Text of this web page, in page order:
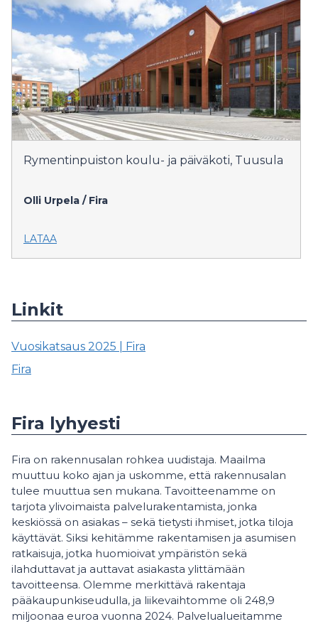
Rymentinpuiston koulu- ja päiväkoti, Tuusula
Olli Urpela / Fira
LATAA
Linkit
Vuosikatsaus 2025 | Fira
Fira
Fira lyhyesti
Fira on rakennusalan rohkea uudistaja. Maailma
muuttuu koko ajan ja uskomme, että rakennusalan
tulee muuttua sen mukana. Tavoitteenamme on
tarjota ylivoimaista palvelurakentamista, jonka
keskiössä on asiakas – sekä tietysti ihmiset, jotka tiloja
käyttävät. Siksi kehitämme rakentamisen ja asumisen
ratkaisuja, jotka huomioivat ympäristön sekä
ilahduttavat ja auttavat asiakasta ylittämään
tavoitteensa. Olemme merkittävä rakentaja
pääkaupunkiseudulla, ja liikevaihtomme oli 248,9
miljoonaa euroa vuonna 2024. Palvelualueitamme